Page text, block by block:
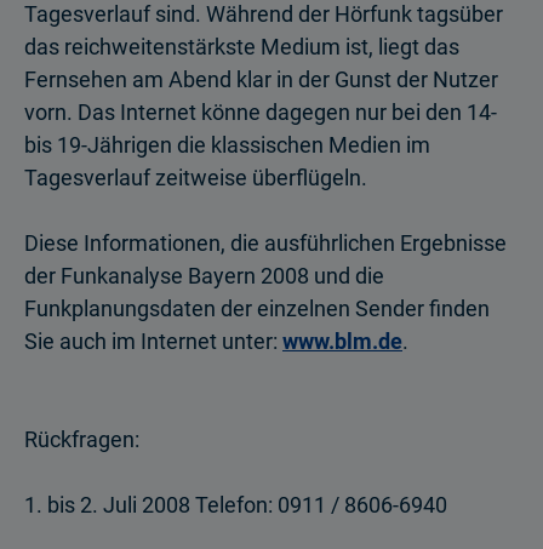
Tagesverlauf sind. Während der Hörfunk tagsüber
das reichweitenstärkste Medium ist, liegt das
Fernsehen am Abend klar in der Gunst der Nutzer
vorn. Das Internet könne dagegen nur bei den 14-
bis 19-Jährigen die klassischen Medien im
Tagesverlauf zeitweise überflügeln.
Diese Informationen, die ausführlichen Ergebnisse
der Funkanalyse Bayern 2008 und die
Funkplanungsdaten der einzelnen Sender finden
Sie auch im Internet unter: www.blm.de.
Rückfragen:
1. bis 2. Juli 2008 Telefon: 0911 / 8606-6940